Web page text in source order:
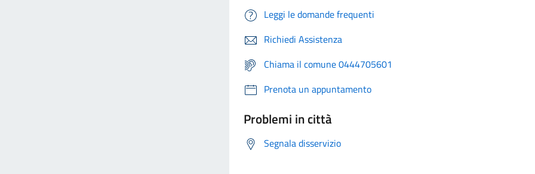
Leggi le domande frequenti
Richiedi Assistenza
Chiama il comune 0444705601
Prenota un appuntamento
Problemi in città
Segnala disservizio